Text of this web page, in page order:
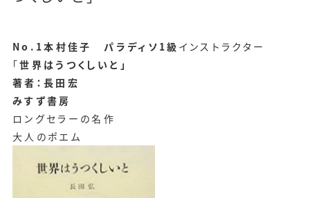
No.1本村佳子 パラディソ1級 インストラクター
「世界はうつくしいと」
著者：長田宏
みすず書房
ロングセラーの名作
大人のポエム